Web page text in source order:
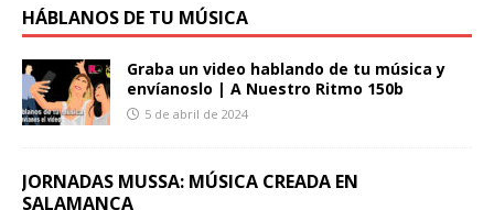
HÁBLANOS DE TU MÚSICA
Graba un video hablando de tu música y
envíanoslo | A Nuestro Ritmo 150b
5 de abril de 2024
JORNADAS MUSSA: MÚSICA CREADA EN
SALAMANCA